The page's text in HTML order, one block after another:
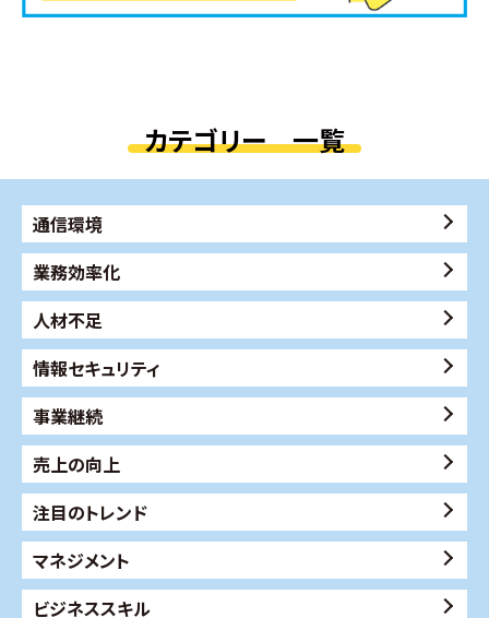
カテゴリー 一覧
通信環境
業務効率化
人材不足
情報セキュリティ
事業継続
売上の向上
注目のトレンド
マネジメント
ビジネススキル